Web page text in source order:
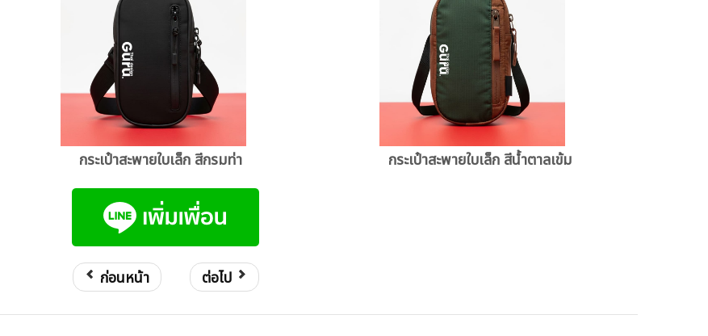
กระเป๋าสะพายใบเล็ก สีกรมท่า กระเป๋าสะพายใบเล็ก สีน้ำตาลเข้ม
ก่อนหน้า ต่อไป